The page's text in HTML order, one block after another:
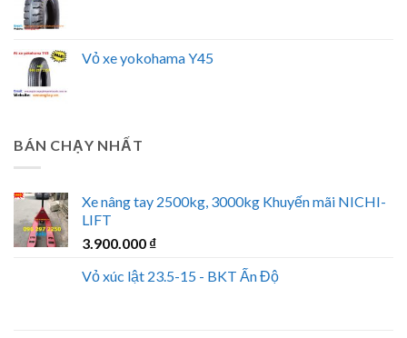
Vỏ xe yokohama Y45
BÁN CHẠY NHẤT
Xe nâng tay 2500kg, 3000kg Khuyến mãi NICHI-
LIFT
3.900.000 ₫
Vỏ xúc lật 23.5-15 - BKT Ấn Độ